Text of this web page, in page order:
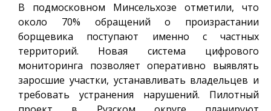
В подмосковном Минсельхозе отметили, что
около 70% обращений о произрастании
борщевика поступают именно с частных
территорий. Новая система цифрового
мониторинга позволяет оперативно выявлять
заросшие участки, устанавливать владельцев и
требовать устранения нарушений. Пилотный